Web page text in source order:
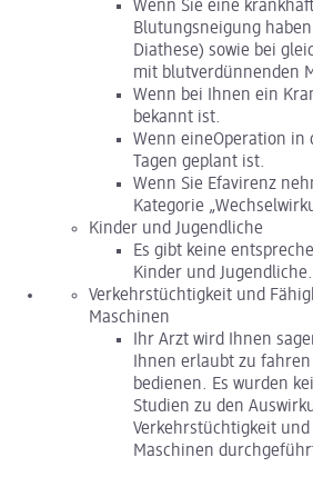
Wenn Sie eine
Blutungsneigung
Diathese) sowie bei
mit blutverdünnenden
Wenn bei Ihnen ein
bekannt ist.
Wenn eineOperation in
Tagen geplant ist.
Wenn Sie Efavirenz
Kategorie
Kinder und Jugendliche
Es gibt keine
Kinder und Jugendliche.
Verkehrstüchtigkeit und
Maschinen
Ihr Arzt wird Ihnen
Ihnen erlaubt zu
bedienen. Es wurden
Studien zu den
Verkehrstüchtigkeit und
Maschinen